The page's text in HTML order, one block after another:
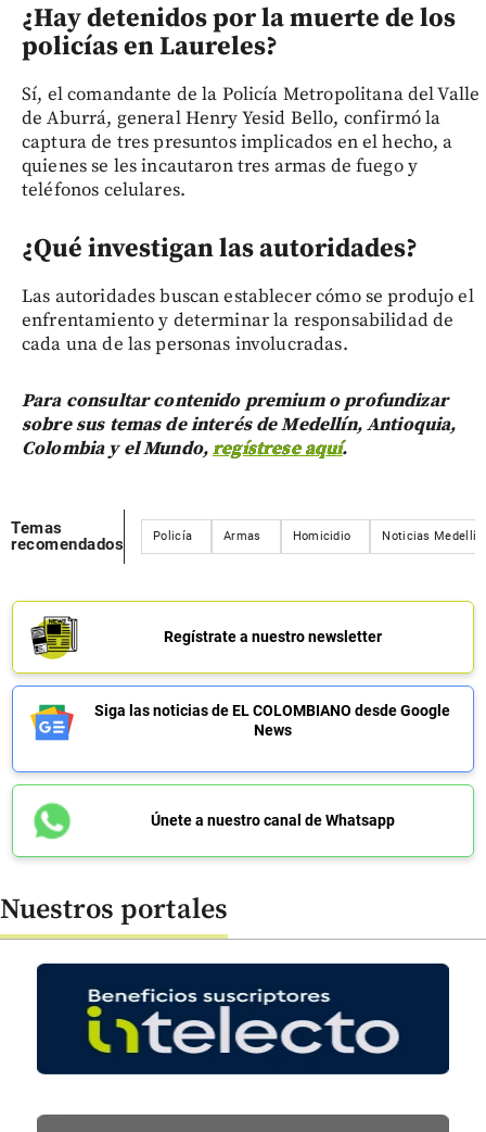
¿Hay detenidos por la muerte de los
policías en Laureles?
Sí, el comandante de la Policía Metropolitana del Valle
de Aburrá, general Henry Yesid Bello, confirmó la
captura de tres presuntos implicados en el hecho, a
quienes se les incautaron tres armas de fuego y
teléfonos celulares.
¿Qué investigan las autoridades?
Las autoridades buscan establecer cómo se produjo el
enfrentamiento y determinar la responsabilidad de
cada una de las personas involucradas.
Para consultar contenido premium o profundizar
sobre sus temas de interés de Medellín, Antioquia,
Colombia y el Mundo,regístrese aquí.
Temas
recomendados
Policía Armas Homicidio Noticias Medellín
Regístrate a nuestro newsletter
Siga las noticias de EL COLOMBIANO desde Google
News
Únete a nuestro canal de Whatsapp
Nuestros portales